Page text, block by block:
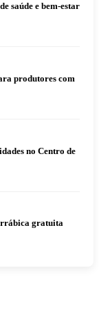
saúde e bem-estar
produtores com
no Centro de
gratuita